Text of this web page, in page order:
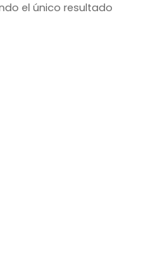
el único resultado